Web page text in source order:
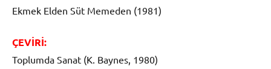
Ekmek Elden Süt Memeden (1981)
ÇEVİRİ:
Toplumda Sanat (K. Baynes, 1980)